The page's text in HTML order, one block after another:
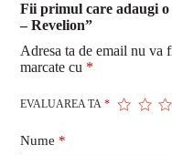
Fii primul care adaugi o
– Revelion”
Adresa ta de email nu va
marcate cu *
EVALUAREA TA*
Nume *